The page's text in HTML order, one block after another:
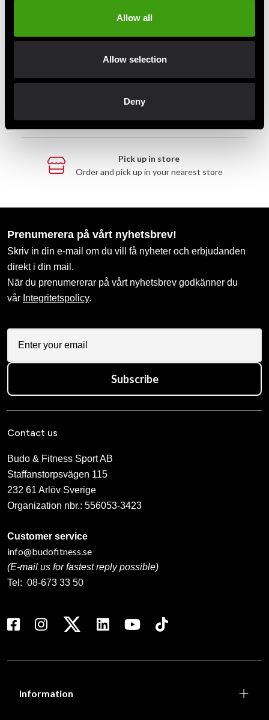
Allow all
Allow selection
Deny
Take advantage of offers and discounts
Swish, Kustom & Adyen
Pick up in store
Order and pick up in your nearest store
Prenumerera på vårt nyhetsbrev!
Skriv in din e-mail om du vill få nyheter och erbjudanden
direkt i din mail.
När du prenumererar på vårt nyhetsbrev godkänner du
vår Integritetspolicy.
Subscribe
Contact us
Budo & Fitness Sport AB
Staffanstorpsvägen 115
232 61 Arlöv Sverige
Organization nbr.: 556053-3423
Customer service
info@budofitness.se
(E-mail us for fastest reply possible)
Tel: 08-673 33 50
Information